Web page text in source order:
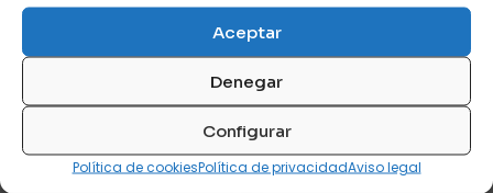
Aceptar
Denegar
Configurar
Política de cookiesPolítica de privacidadAviso legal